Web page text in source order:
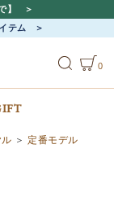
】
テム
0
定番モデル